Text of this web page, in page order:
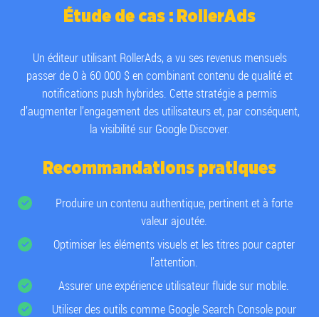
Étude de cas : RollerAds
Un éditeur utilisant RollerAds, a vu ses revenus mensuels
passer de 0 à 60 000 $ en combinant contenu de qualité et
notifications push hybrides. Cette stratégie a permis
d’augmenter l’engagement des utilisateurs et, par conséquent,
la visibilité sur Google Discover.
Recommandations pratiques
Produire un contenu authentique, pertinent et à forte
valeur ajoutée.
Optimiser les éléments visuels et les titres pour capter
l’attention.
Assurer une expérience utilisateur fluide sur mobile.
Utiliser des outils comme Google Search Console pour